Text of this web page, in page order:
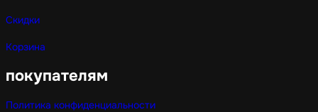
Скидки
Корзина
покупателям
Политика конфиденциальности